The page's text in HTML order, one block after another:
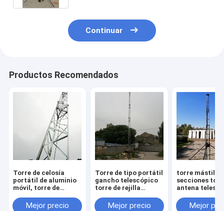
Continuar
Productos Recomendados
Torre de celosía
portátil de aluminio
móvil, torre de
altura extensible
Mejor precio
Torre de tipo portátil
gancho telescópico
torre de rejilla
torre de 60 pies
Mejor precio
torre mástil
secciones
antena
de aluminio
Mejor